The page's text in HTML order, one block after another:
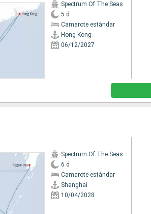
Spectrum Of The Seas
5 d
Camarote estándar
Hong Kong
06/12/2027
Spectrum Of The Seas
6 d
Camarote estándar
Shanghai
10/04/2028